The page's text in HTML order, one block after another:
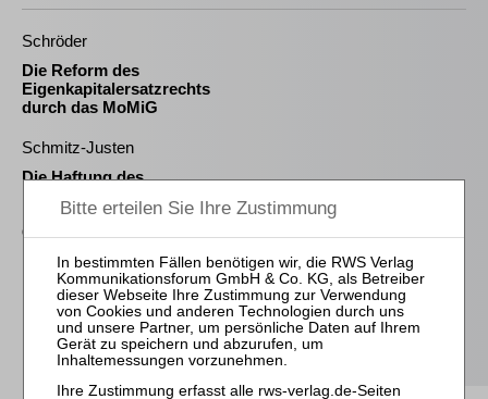
Schröder
Die Reform des
Eigenkapitalersatzrechts
durch das MoMiG
Schmitz-Justen
Die Haftung des
Insolvenz der
Gesellschaft
Feichtinger / Danko
Die Anhörung des
Betriebsrats bei
Kündigung